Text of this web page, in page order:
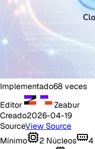
Implementado68 veces
Editor
Zeabur
Creado2026-04-19
SourceView Source
Mínimo
2 Núcleos 4